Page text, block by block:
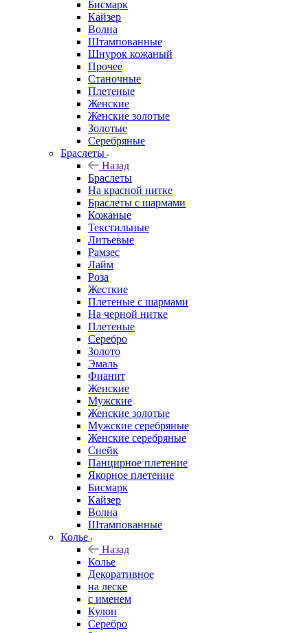
Бисмарк
Кайзер
Волна
Штампованные
Шнурок кожаный
Прочее
Станочные
Плетеные
Женские
Женские золотые
Золотые
Серебряные
Браслеты
Назад
Браслеты
На красной нитке
Браслеты с шармами
Кожаные
Текстильные
Литьевые
Рамзес
Лайм
Роза
Жесткие
Плетеные с шармами
На черной нитке
Плетеные
Серебро
Золото
Эмаль
Фианит
Женские
Мужские
Женские золотые
Мужские серебряные
Женские серебряные
Снейк
Панцирное плетение
Якорное плетение
Бисмарк
Кайзер
Волна
Штампованные
Колье
Назад
Колье
Декоративное
на леске
с именем
Кулон
Серебро